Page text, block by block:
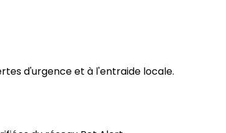
d'urgence et à l'entraide locale.